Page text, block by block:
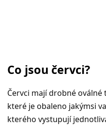
Co jsou červci?
Červci mají drobné oválné
které je obaleno jakýmsi
kterého vystupují